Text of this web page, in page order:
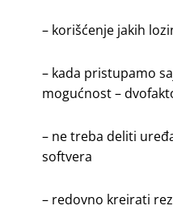
– korišćenje jakih
– kada pristupamo
mogućnost –
– ne treba deliti
softvera
– redovno kreirati